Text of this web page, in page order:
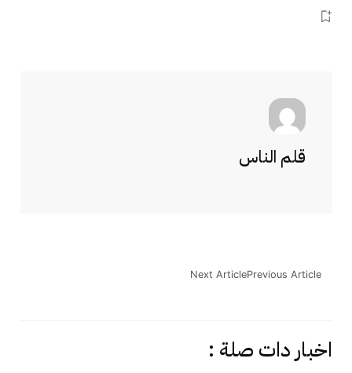
قلم الناس
Previous Article
Next Article
اخبار دات صلة :